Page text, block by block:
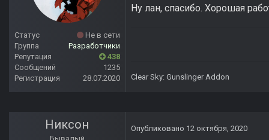
Статус
Не в сети
Группа
Разработчики
Репутация
438
Сообщений
1235
Регистрация
28.07.2020
Ну лан, спасибо. Хорошая
Clear Sky: Gunslinger Addon
Никсон Опубликовано 12 октября, 2020